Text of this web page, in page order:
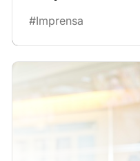
#Imprensa